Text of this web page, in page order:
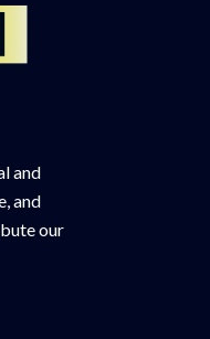
and
and
our